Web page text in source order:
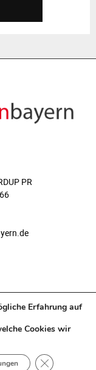
PR
Erfahrung auf
Cookies wir
GDPR